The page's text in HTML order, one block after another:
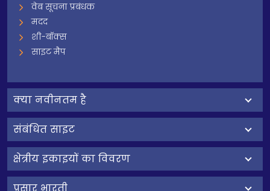
वेब सूचना प्रबंधक
मदद
शी-बॉक्स
साइट मैप
क्‍या नवीनतम है
संबंधित साइट
क्षेत्रीय इकाइयों का विवरण